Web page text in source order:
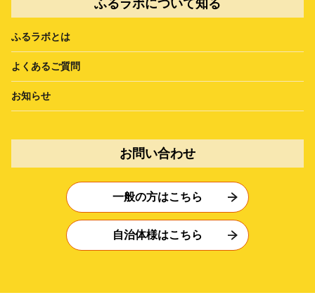
ふるラボについて知る
ふるラボとは
よくあるご質問
お知らせ
お問い合わせ
一般の方はこちら
自治体様はこちら